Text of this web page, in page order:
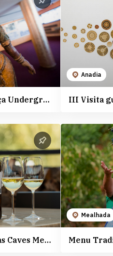
II Visita ao Aliança Underground Museum
Anadia
Menu Bairrada nas Caves Messias
Mealhada